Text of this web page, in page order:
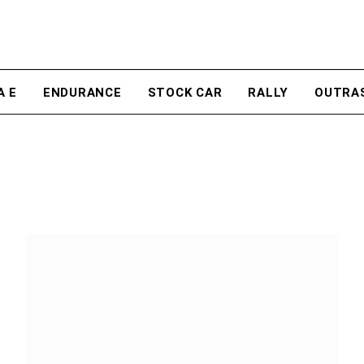
E ENDURANCE STOCK CAR RALLY